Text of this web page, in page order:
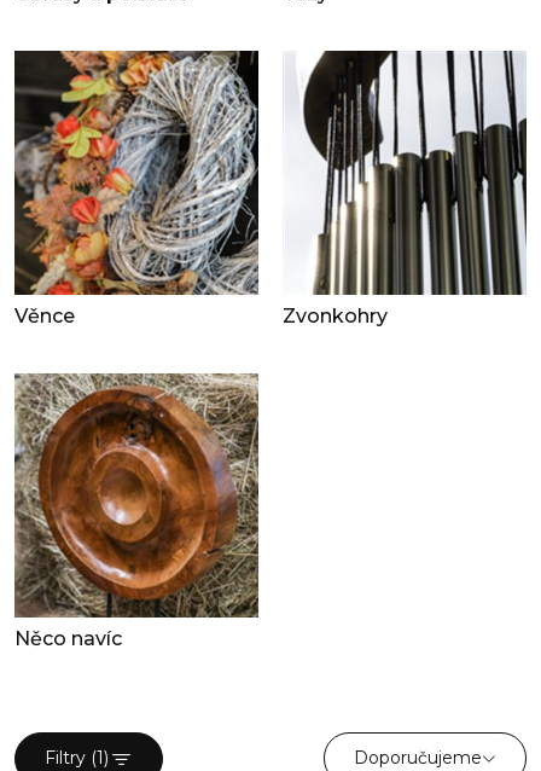
Věnce Zvonkohry
Něco navíc
Filtry (1) Doporučujeme